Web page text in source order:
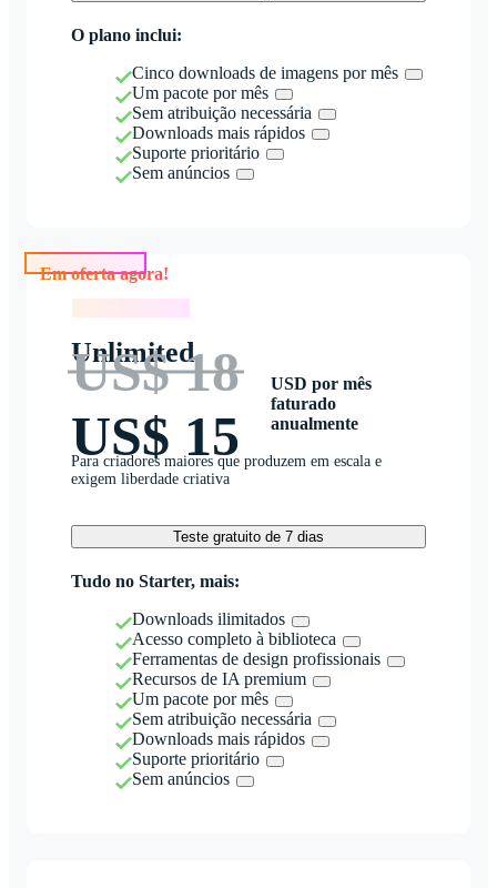
O plano inclui:
Cinco downloads de imagens por mês
Um pacote por mês
Sem atribuição necessária
Downloads mais rápidos
Suporte prioritário
Sem anúncios
Unlimited
US$ 18
US$ 15
USD por mês
faturado
anualmente
Para criadores maiores que produzem em escala e
exigem liberdade criativa
Teste gratuito de 7 dias
Tudo no Starter, mais:
Downloads ilimitados
Acesso completo à biblioteca
Ferramentas de design profissionais
Recursos de IA premium
Um pacote por mês
Sem atribuição necessária
Downloads mais rápidos
Suporte prioritário
Sem anúncios